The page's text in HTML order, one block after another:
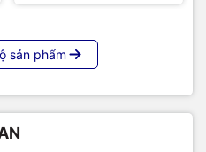
sản phẩm